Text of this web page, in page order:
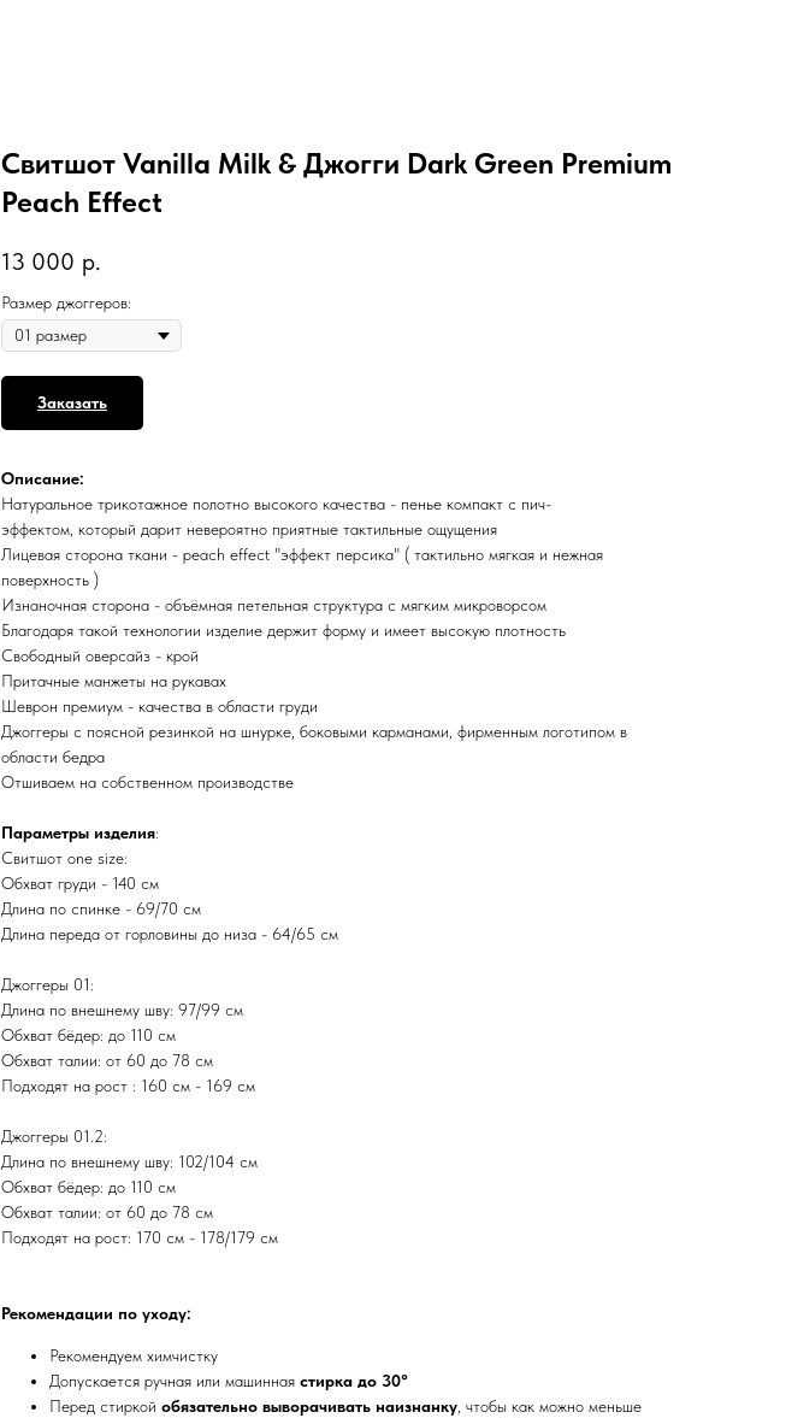
Свитшот Vanilla Milk & Джогги Dark Green Premium
Peach Effect
13 000 р.
Размер джоггеров:
Заказать
Описание:
Натуральное трикотажное полотно высокого качества - пенье компакт с пич-
эффектом, который дарит невероятно приятные тактильные ощущения
Лицевая сторона ткани - peach effect "эффект персика" ( тактильно мягкая и нежная
поверхность )
Изнаночная сторона - объёмная петельная структура с мягким микроворсом
Благодаря такой технологии изделие держит форму и имеет высокую плотность
Свободный оверсайз - крой
Притачные манжеты на рукавах
Шеврон премиум - качества в области груди
Джоггеры с поясной резинкой на шнурке, боковыми карманами, фирменным логотипом в
области бедра
Отшиваем на собственном производстве
Параметры изделия:
Свитшот one size:
Обхват груди - 140 см
Длина по спинке - 69/70 см
Длина переда от горловины до низа - 64/65 см
Джоггеры 01:
Длина по внешнему шву: 97/99 см
Обхват бёдер: до 110 см
Обхват талии: от 60 до 78 см
Подходят на рост : 160 см - 169 см
Джоггеры 01.2:
Длина по внешнему шву: 102/104 см
Обхват бёдер: до 110 см
Обхват талии: от 60 до 78 см
Подходят на рост: 170 см - 178/179 см
Рекомендации по уходу:
Рекомендуем химчистку
Допускается ручная или машинная стирка до 30°
Перед стиркой обязательно выворачивать наизнанку , чтобы как можно меньше